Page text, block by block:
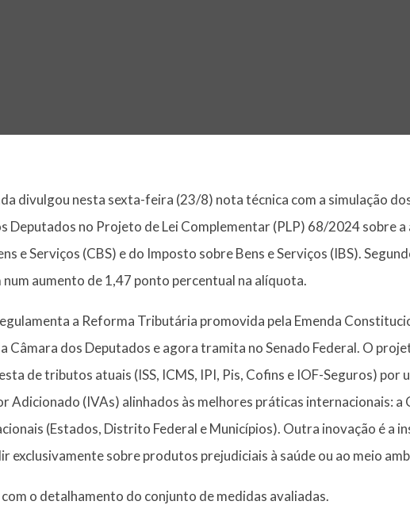
divulgou nesta sexta-feira (23/8) nota técnica com a simulação
Deputados no Projeto de Lei Complementar (PLP) 68/2024 sobre
e Serviços (CBS) e do Imposto sobre Bens e Serviços (IBS).
aumento de 1,47 ponto percentual na alíquota.
a Reforma Tributária promovida pela Emenda
Câmara dos Deputados e agora tramita no Senado Federal. O
de tributos atuais (ISS, ICMS, IPI, Pis, Cofins e IOF-Seguros) por
Adicionado (IVAs) alinhados às melhores práticas internacionais: a
(Estados, Distrito Federal e Municípios). Outra inovação é a
exclusivamente sobre produtos prejudiciais à saúde ou ao meio
com o detalhamento do conjunto de medidas avaliadas.